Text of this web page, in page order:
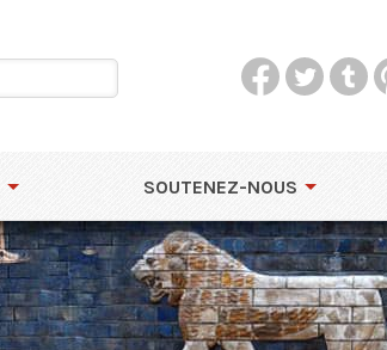
SOUTENEZ-NOUS